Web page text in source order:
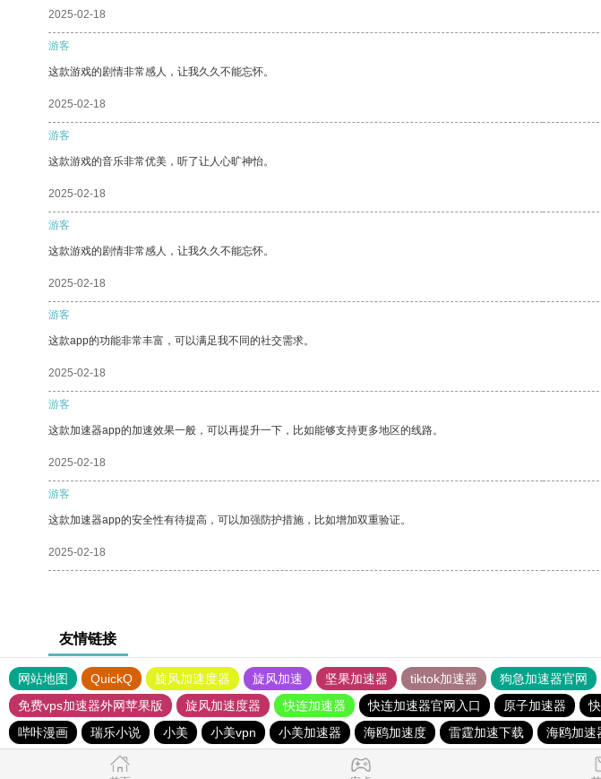
2025-02-18
游客
这款游戏的剧情非常感人，让我久久不能忘怀。
2025-02-18
游客
这款游戏的音乐非常优美，听了让人心旷神怡。
2025-02-18
游客
这款游戏的剧情非常感人，让我久久不能忘怀。
2025-02-18
游客
这款app的功能非常丰富，可以满足我不同的社交需求。
2025-02-18
游客
这款加速器app的加速效果一般，可以再提升一下，比如能够支持更多地区的线路。
2025-02-18
游客
这款加速器app的安全性有待提高，可以加强防护措施，比如增加双重验证。
2025-02-18
友情链接
网站地图 QuickQ 旋风加速度器 旋风加速 坚果加速器 tiktok加速器 狗急加速器官网
免费vps加速器外网苹果版
旋风加速度器 快连加速器 快连加速器官网入口 原子加速器
哔咔漫画
瑞乐小说 小美 小美vpn 小美加速器 海鸥加速度 雷霆加速下载 海鸥加速